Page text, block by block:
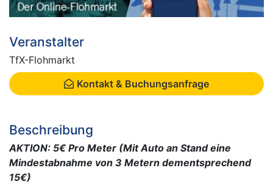
Veranstalter
TfX-Flohmarkt
Kontakt & Buchungsanfrage
Beschreibung
AKTION: 5€ Pro Meter (Mit Auto an Stand eine
Mindestabnahme von 3 Metern dementsprechend
15€)